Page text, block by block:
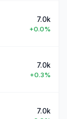
7.0k
+0.0%
7.0k
+0.3%
7.0k